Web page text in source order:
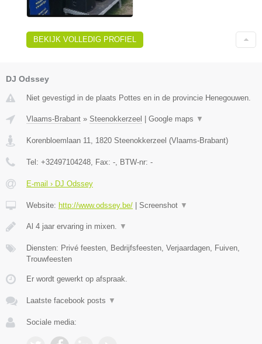
BEKIJK VOLLEDIG PROFIEL
DJ Odssey
Niet gevestigd in de plaats Pottes en in de provincie Henegouwen.
Vlaams-Brabant » Steenokkerzeel | Google maps ▼
Korenbloemlaan 11 1820 Steenokkerzeel (Vlaams-Brabant)
Tel: +32497104248 , Fax: - , BTW-nr: -
E-mail › DJ Odssey
Website: http://www.odssey.be/ | Screenshot ▼
Al 4 jaar ervaring in mixen. ▼
Diensten: Privé feesten, Bedrijfsfeesten, Verjaardagen, Fuiven,
Trouwfeesten
Er wordt gewerkt op afspraak.
Laatste facebook posts ▼
Sociale media: